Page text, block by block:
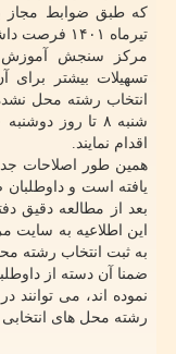
تیرماه ۱۴۰۱ فرصت داشتند ۱۰۰ کدرشته محل را انتخاب کنند.
مرکز سنجش آموزش
تسهیلات بیشتر برای
انتخاب رشته محل
اقدام نمایند.
همین طور اصلاحات
یافته است و
بعد از مطالعه دقیق
این اطلاعیه به
به ثبت انتخاب رشته
ضمنا آن دسته از
نموده اند، می
رشته محل های انتخابی